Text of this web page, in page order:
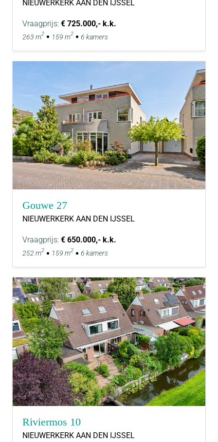
NIEUWERKERK AAN DEN IJSSEL
Vraagprijs: € 725.000,- k.k.
263 m2 159 m2 6 kamers
Gouwe 27
NIEUWERKERK AAN DEN IJSSEL
Vraagprijs: € 650.000,- k.k.
252 m2 159 m2 6 kamers
Riviermos 10
NIEUWERKERK AAN DEN IJSSEL